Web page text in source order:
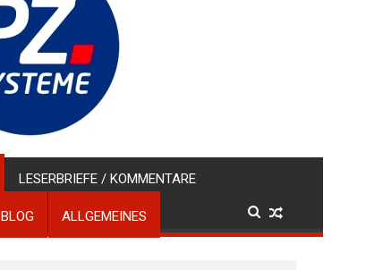
LESERBRIEFE / KOMMENTARE
BLOG ALLGEMEINES